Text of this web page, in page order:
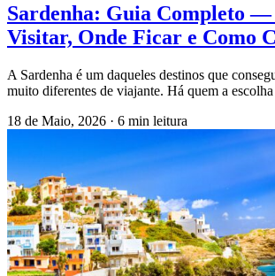
Sardenha: Guia Completo —
Visitar, Onde Ficar e Como
A Sardenha é um daqueles destinos que
muito diferentes de viajante. Há quem a
18 de Maio, 2026 · 6 min leitura